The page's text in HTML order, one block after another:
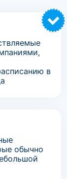
в
обычно